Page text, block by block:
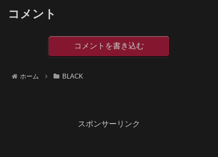
コメント
コメントを書き込む
ホーム BLACK
スポンサーリンク